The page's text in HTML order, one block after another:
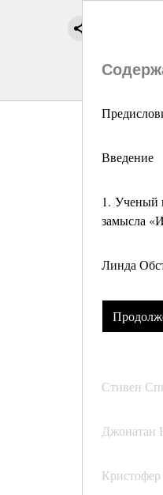
Введение
1. Ученый
замысла
Линда
Стивен
Джонатан